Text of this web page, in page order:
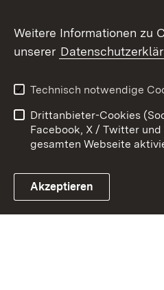
Link zum Landesportal
Barrierefreiheit
Impressum
Weitere Informationen zu
unserer
Technisch notwendige
Drittanbieter-Cookies
Facebook, X / Twitter
gesamten Webseite
Akzeptieren